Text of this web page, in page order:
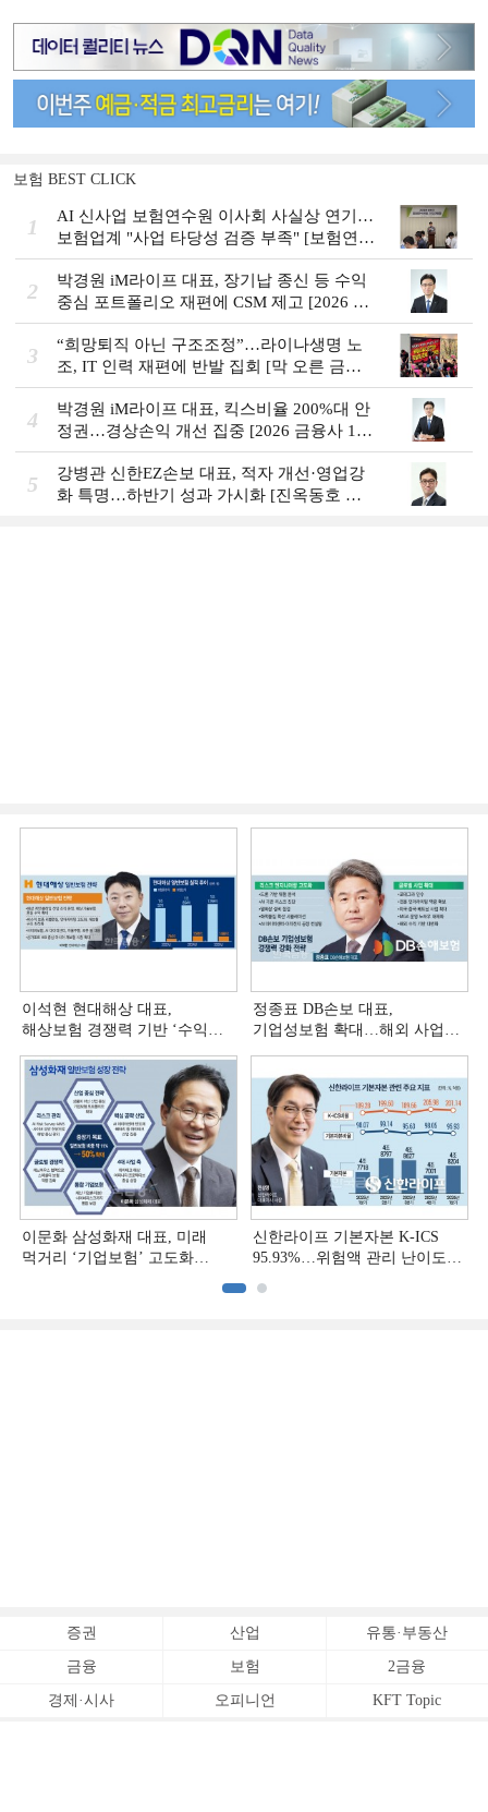
보험 BEST CLICK
1
AI 신사업 보험연수원 이사회 사실상 연기…
보험업계 "사업 타당성 검증 부족" [보험연수
원 AI사업 논란]
2
박경원 iM라이프 대표, 장기납 종신 등 수익
중심 포트폴리오 재편에 CSM 제고 [2026 금
융사 상반기 실적]
3
“희망퇴직 아닌 구조조정”…라이나생명 노
조, IT 인력 재편에 반발 집회 [막 오른 금융
권 하투(夏鬪)]
4
박경원 iM라이프 대표, 킥스비율 200%대 안
정권…경상손익 개선 집중 [2026 금융사 1분
기 실적]
5
강병관 신한EZ손보 대표, 적자 개선·영업강
화 특명…하반기 성과 가시화 [진옥동호 신
이석현 현대해상 대표,
해상보험 경쟁력 기반 ‘수익
(3)]
정종표 DB손보 대표,
기업성보험 확대…해외 사업
이문화 삼성화재 대표, 미래
먹거리 ‘기업보험’ 고도화
신한라이프 기본자본 K-ICS
95.93%…위험액 관리 난이도
증권 산업 유통·부동산
금융 보험 2금융
경제·시사 오피니언 KFT Topic